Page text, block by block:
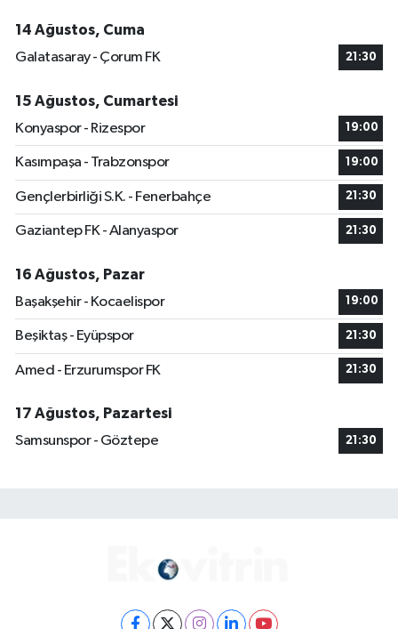
14 Ağustos, Cuma
Galatasaray - Çorum FK
21:30
15 Ağustos, Cumartesi
Konyaspor - Rizespor
19:00
Kasımpaşa - Trabzonspor 19:00
Gençlerbirliği S.K. - Fenerbahçe 21:30
Gaziantep FK - Alanyaspor 21:30
16 Ağustos, Pazar
Başakşehir - Kocaelispor
19:00
Beşiktaş - Eyüpspor 21:30
Amed - Erzurumspor FK 21:30
17 Ağustos, Pazartesi
Samsunspor - Göztepe
21:30